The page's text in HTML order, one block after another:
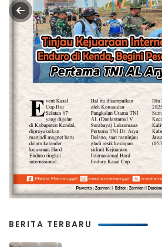
BERITA TERBARU